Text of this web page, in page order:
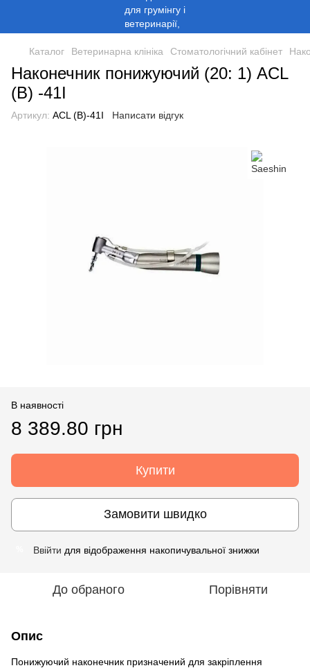
Каталог Ветеринарна клініка Стоматологічний кабінет
Наконечник понижуючий (20: 1) ACL
(B) -41I
Артикул: ACL (B)-41I Написати відгук
В наявності
8 389.80 грн
Купити
Замовити швидко
Ввійти для відображення накопичувальної знижки
До обраного Порівняти
Опис
Понижуючий наконечник призначений для закріплення